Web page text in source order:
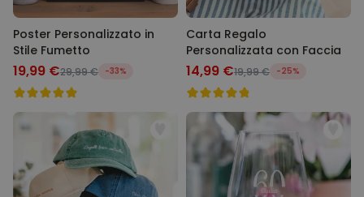
Poster Personalizzato in
Stile Fumetto
19,99 €29,99 € -33%
Carta Regalo
Personalizzata con Faccia
14,99 €19,99 € -25%